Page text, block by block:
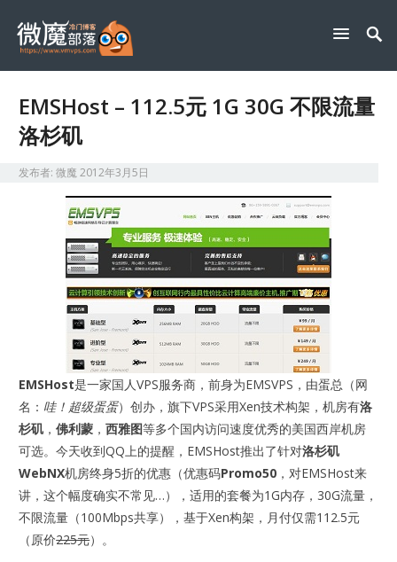
EMSHost – 112.5元 1G 30G 不限流量
洛杉矶
发布者:微魔2012年3月5日
EMSHost是一家国人VPS服务商，前身为EMSVPS，由蛋总（网
名： 哇！超级蛋蛋）创办，旗下VPS采用Xen技术构架，机房有洛
杉矶 ，佛利蒙 ，西雅图等多个国内访问速度优秀的美国西岸机房
可选。今天收到QQ上的提醒，EMSHost推出了针对洛杉矶
WebNX机房终身5折的优惠（优惠码Promo50 ，对EMSHost来
讲，这个幅度确实不常见…），适用的套餐为1G内存，30G流量，
不限流量（100Mbps共享），基于Xen构架，月付仅需112.5元
（原价225元）。